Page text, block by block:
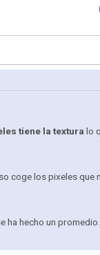
tiene la textura lo
coge los pixeles que
ha hecho un